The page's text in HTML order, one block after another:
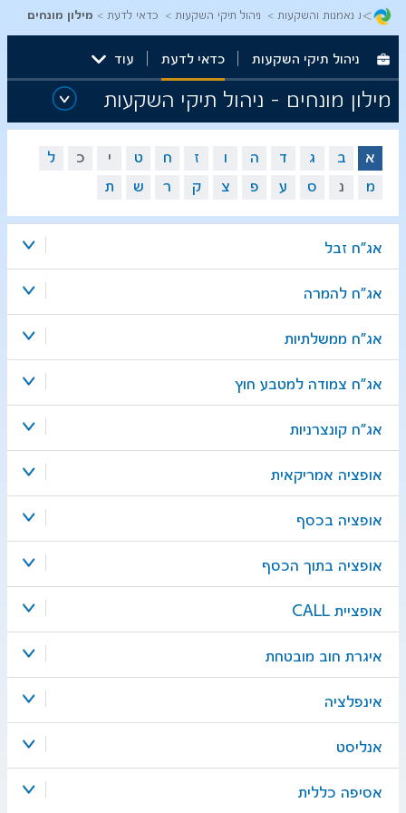
>
קרנות נאמנות והשקעות ניהול תיקי השקעות כדאי לדעת מילון מונחים
ניהול תיקי השקעות כדאי לדעת עוד
מילון מונחים - ניהול תיקי השקעות
א ב ג ד ה ו ז ח ט י כ
ל
מ
נ ס ע פ צ ק ר ש ת
אג"ח זבל
אג"ח להמרה
אג"ח ממשלתיות
אג"ח צמודה למטבע חוץ
אג"ח קונצרניות
אופציה אמריקאית
אופציה בכסף
אופציה בתוך הכסף
אופציית CALL
איגרת חוב מובטחת
אינפלציה
אנליסט
אסיפה כללית